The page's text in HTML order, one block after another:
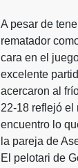
A pesar de
rematador
cara en el
excelente
acercaron al
22-18 reflejó el
encuentro lo
la pareja de
El pelotari de